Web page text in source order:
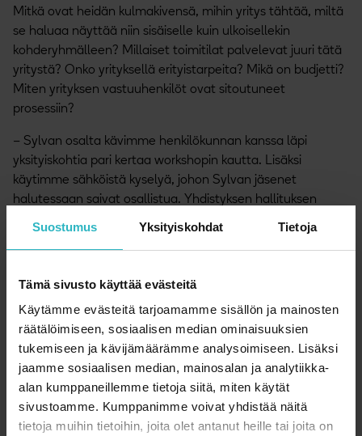
Suostumus Yksityiskohdat Tietoja
Tämä sivusto käyttää evästeitä
Käytämme evästeitä tarjoamamme sisällön ja mainosten
räätälöimiseen, sosiaalisen median ominaisuuksien
tukemiseen ja kävijämäärämme analysoimiseen. Lisäksi
jaamme sosiaalisen median, mainosalan ja analytiikka-
alan kumppaneillemme tietoja siitä, miten käytät
sivustoamme. Kumppanimme voivat yhdistää näitä
tietoja muihin tietoihin, joita olet antanut heille tai joita on
Mitkä ovat heidän kulmakivensä, mihin yritys tähtää, miltä
se haluaa näyttää niin sisäiselle kuin ulkoisellekin
kohderyhmälleen? Millaiset toimitilat palvelevat juuri tätä
yritystä? Onko yrityksellä erityistarpeita? Mikä on budjetti?
Miten yrityksen vastuuhenkilöt ovat sitoutuneet
prosessiin?
– Sylvan osalta kävimme henkilökunnan kanssa läpi
yksityiskohtia pari kertaa workshopin kautta. Lisäksi
käytimme sähköistä kyselyä, johon Sylvan jäsenet
halutessaan saivat osallistua. Yhdistyksen hallituksen
yhteydenpito minun ja Marikan välillä antoi välitöntä
Heti kun Päivihelena ja Marika olivat käyneet Graniittitalon
tiloissa, Päivihelena piirsi pohjapiirroksen tilaratkaisusta.
Tämän pohjalta kiinteistönomistaja Ilmarinen teki omat
saneerauslaskelmansa, miten se istui saneerausbudjettiin
ja mitkä osa-alueet jäisivät vuokralaisen maksettavaksi tai
vuokraan jyvitettäväksi.
– Tämä piirtämäni tilaratkaisu itseasiassa pysyi loppuun